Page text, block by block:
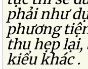
phải như
phương
thu hẹp
kiểu khác .